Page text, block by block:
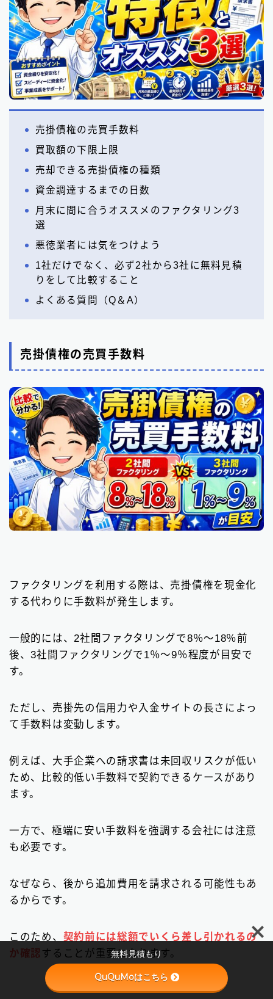
売掛債権の売買手数料
買取額の下限上限
売却できる売掛債権の種類
資金調達するまでの日数
月末に間に合うオススメのファクタリング3
選
悪徳業者には気をつけよう
1社だけでなく、必ず2社から3社に無料見積
りをして比較すること
よくある質問（Q＆A）
売掛債権の売買手数料
ファクタリングを利用する際は、売掛債権を現金化
する代わりに手数料が発生します。
一般的には、2社間ファクタリングで8％〜18％前
後、3社間ファクタリングで1％〜9％程度が目安で
す。
ただし、売掛先の信用力や入金サイトの長さによっ
て手数料は変動します。
例えば、大手企業への請求書は未回収リスクが低い
ため、比較的低い手数料で契約できるケースがあり
ます。
一方で、極端に安い手数料を強調する会社には注意
も必要です。
なぜなら、後から追加費用を請求される可能性もあ
るからです。
このため、 契約前には総額でいくら差し引かれるの
か確認 することが重要になります。
無料見積もり
QuQuMoはこちら